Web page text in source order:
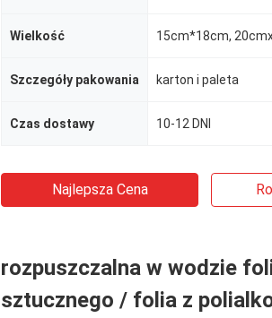
Wielkość
Szczegóły pakowania karton i paleta
Czas dostawy 10-12 DNI
Najlepsza Cena
rozpuszczalna w wodzie
sztucznego / folia z